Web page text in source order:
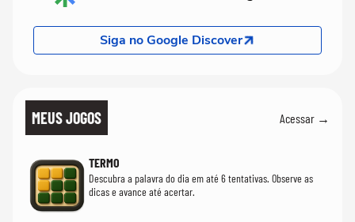
Siga no Google Discover
MEUS JOGOS Acessar →
TERMO
Descubra a palavra do dia em até 6 tentativas. Observe as
dicas e avance até acertar.